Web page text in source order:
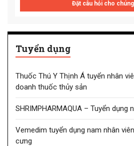
Đặt câu hỏi cho
Tuyển dụng
Thuốc Thú Y Thịnh Á tuyển nhân
doanh thuốc thủy sản
SHRIMPHARMAQUA – Tuyển dụng
Vemedim tuyển dụng nam nhân
cưng